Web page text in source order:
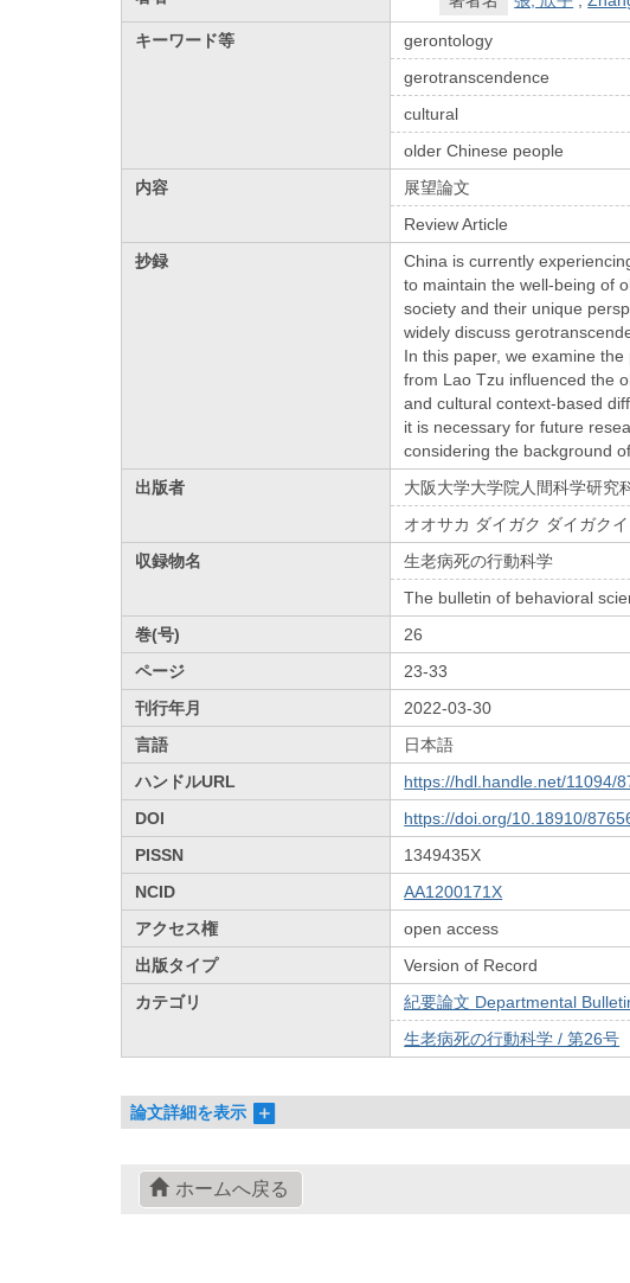
キーワード等
gerontology
gerotranscendence
cultural
older Chinese people
内容
展望論文
Review Article
抄録
China is currently
to maintain the well-being of
society and their unique
widely discuss
In this paper, we examine
from Lao Tzu influenced the
and cultural context-based
it is necessary for future
considering the background
出版者
大阪大学大学院人間科学研究
オオサカ ダイガク ダイガク
収録物名
生老病死の行動科学
The bulletin of behavioral
巻(号)
26
ページ
23-33
刊行年月
2022-03-30
言語
日本語
ハンドルURL
https://hdl.handle.net/11094/
DOI
https://doi.org/10.18910/
PISSN
1349435X
NCID
AA1200171X
アクセス権
open access
出版タイプ
Version of Record
カテゴリ
紀要論文 Departmental
生老病死の行動科学 / 第26号
論文詳細を表示
ホームへ戻る